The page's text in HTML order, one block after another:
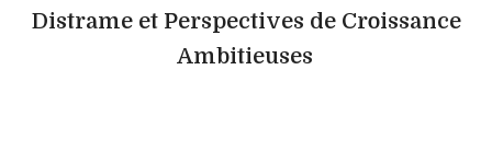
Distrame et Perspectives de Croissance
Ambitieuses